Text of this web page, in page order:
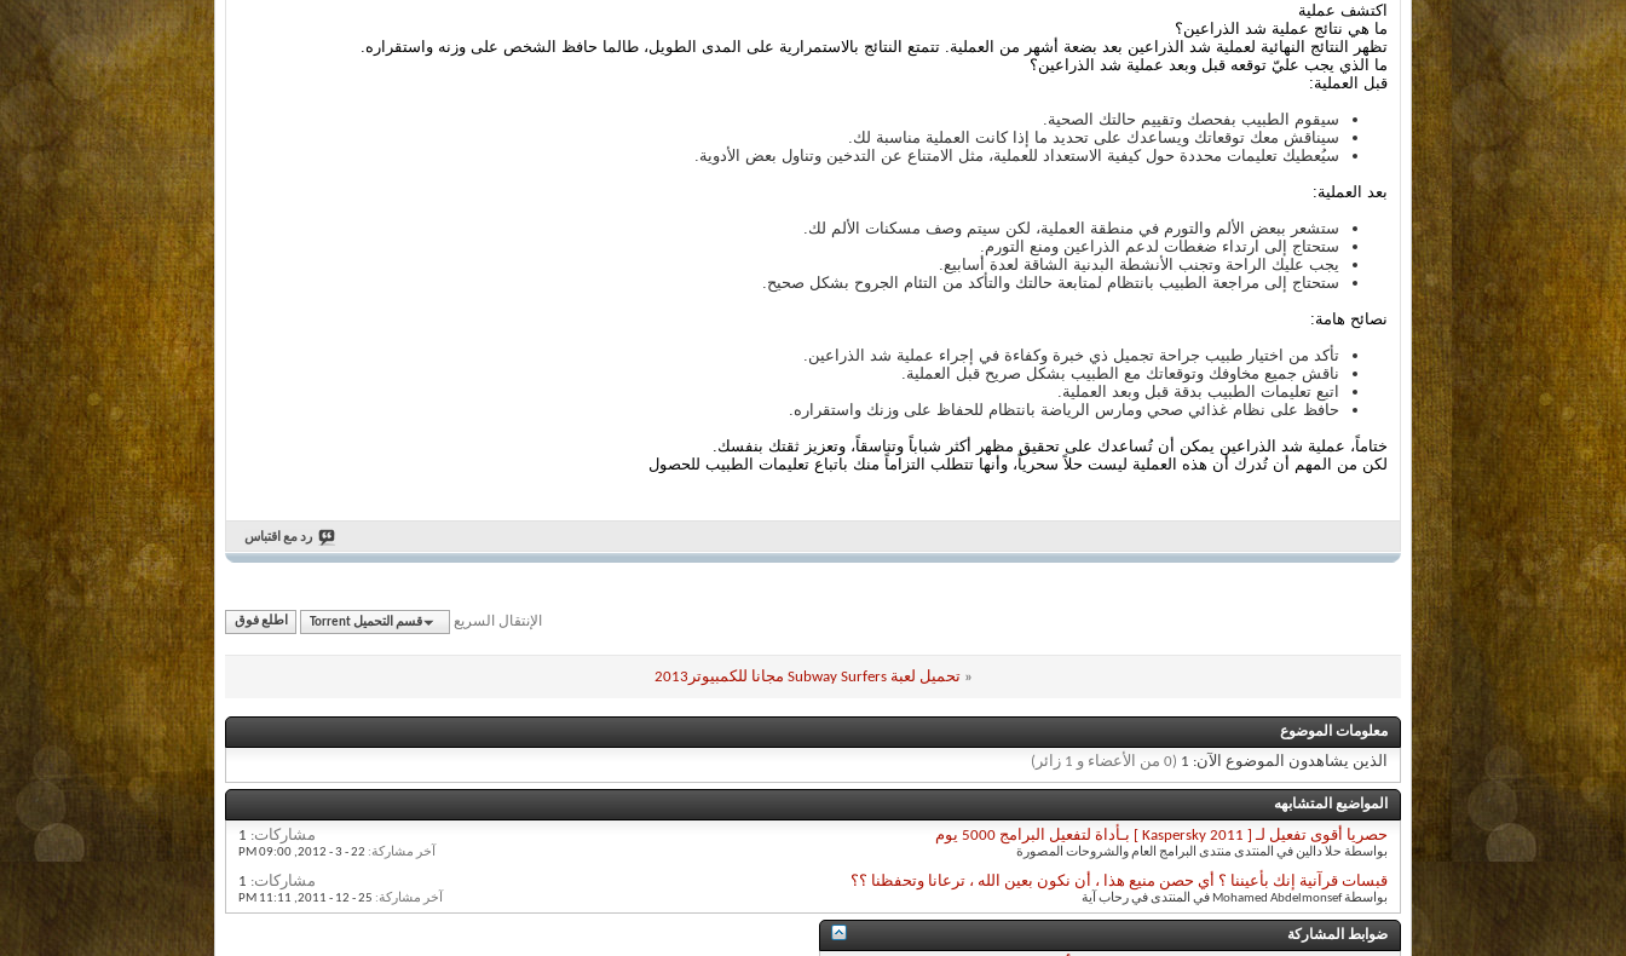
اكتشف عملية
ما هي نتائج عملية شد الذراعين؟
تظهر النتائج النهائية لعملية شد الذراعين بعد بضعة أشهر من العملية. تتمتع النتائج بالاستمرارية على المدى الطويل، طالما حافظ الشخص على وزنه واستقراره.
ما الذي يجب عليّ توقعه قبل وبعد عملية شد الذراعين؟
قبل العملية:
سيقوم الطبيب بفحصك وتقييم حالتك الصحية.
سيناقش معك توقعاتك ويساعدك على تحديد ما إذا كانت العملية مناسبة لك.
سيُعطيك تعليمات محددة حول كيفية الاستعداد للعملية، مثل الامتناع عن التدخين وتناول بعض الأدوية.
بعد العملية:
ستشعر ببعض الألم والتورم في منطقة العملية، لكن سيتم وصف مسكنات الألم لك.
ستحتاج إلى ارتداء ضغطات لدعم الذراعين ومنع التورم.
يجب عليك الراحة وتجنب الأنشطة البدنية الشاقة لعدة أسابيع.
ستحتاج إلى مراجعة الطبيب بانتظام لمتابعة حالتك والتأكد من التئام الجروح بشكل صحيح.
نصائح هامة:
تأكد من اختيار طبيب جراحة تجميل ذي خبرة وكفاءة في إجراء عملية شد الذراعين.
ناقش جميع مخاوفك وتوقعاتك مع الطبيب بشكل صريح قبل العملية.
اتبع تعليمات الطبيب بدقة قبل وبعد العملية.
حافظ على نظام غذائي صحي ومارس الرياضة بانتظام للحفاظ على وزنك واستقراره.
ختاماً، عملية شد الذراعين يمكن أن تُساعدك على تحقيق مظهر أكثر شباباً وتناسقاً، وتعزيز ثقتك بنفسك.
لكن من المهم أن تُدرك أن هذه العملية ليست حلاً سحرياً، وأنها تتطلب التزاماً منك باتباع تعليمات الطبيب للحصول
رد مع اقتباس
الإنتقال السريع قسم التحميل Torrent اطلع فوق
« تحميل لعبة Subway Surfers مجانا للكمبيوتر2013
معلومات الموضوع
الذين يشاهدون الموضوع الآن: 1 (0 من الأعضاء و 1 زائر)
المواضيع المتشابهه
حصريا أقوى تفعيل لـ [ Kaspersky 2011 ] بـأداة لتفعيل البرامج 5000 يوم
بواسطة حلا دالين في المنتدى منتدى البرامج العام والشروحات المصورة
مشاركات:
آخر مشاركة: 09:00 PM
قبسات قرآنية إنك بأعيننا ؟ أي حصن منيع هذا ، أن نكون بعين الله ، ترعانا وتحفظنا ؟؟
بواسطة Mohamed Abdelmonsef في المنتدى في رحاب آية
مشاركات:
آخر مشاركة: 11:11 PM
ضوابط المشاركة